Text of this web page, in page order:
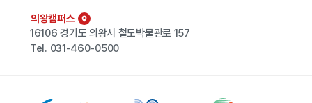
의왕캠퍼스
16106 경기도 의왕시 철도박물관로 157
Tel. 031-460-0500